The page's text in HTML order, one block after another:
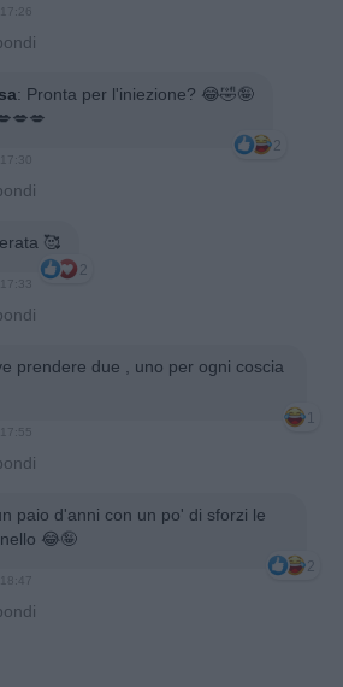
: Pronta per l'iniezione? 😂🤣🤪
2
🥰
2
prendere due , uno per ogni coscia
1
paio d'anni con un po' di sforzi le
😂🤪
2